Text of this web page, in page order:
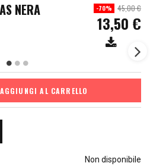
NERA -70% 45,00 €
13,50 €
AGGIUNGI AL CARRELLO
Non disponibile